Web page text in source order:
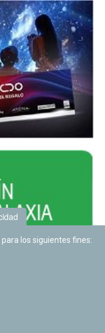
los siguientes fines: